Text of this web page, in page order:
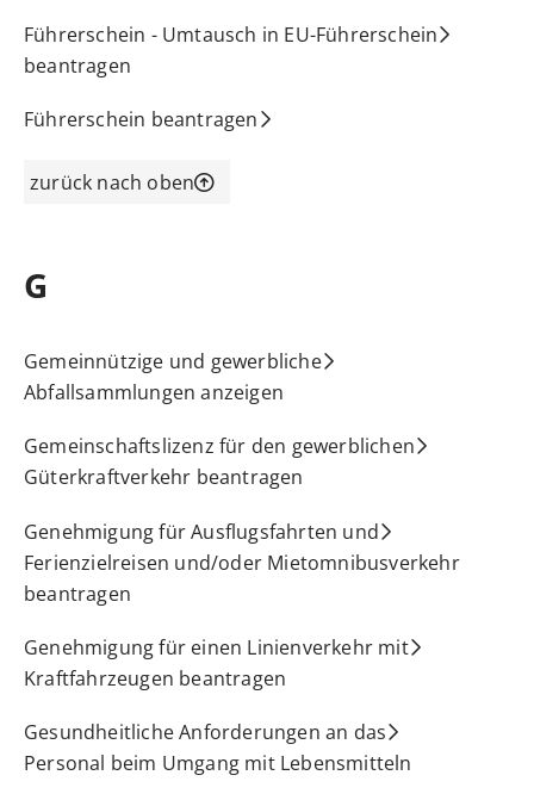
Führerschein - Umtausch in EU-Führerschein
beantragen
Führerschein beantragen
zurück nach oben
G
Gemeinnützige und gewerbliche
Abfallsammlungen anzeigen
Gemeinschaftslizenz für den gewerblichen
Güterkraftverkehr beantragen
Genehmigung für Ausflugsfahrten und
Ferienzielreisen und/oder Mietomnibusverkehr
beantragen
Genehmigung für einen Linienverkehr mit
Kraftfahrzeugen beantragen
Gesundheitliche Anforderungen an das
Personal beim Umgang mit Lebensmitteln